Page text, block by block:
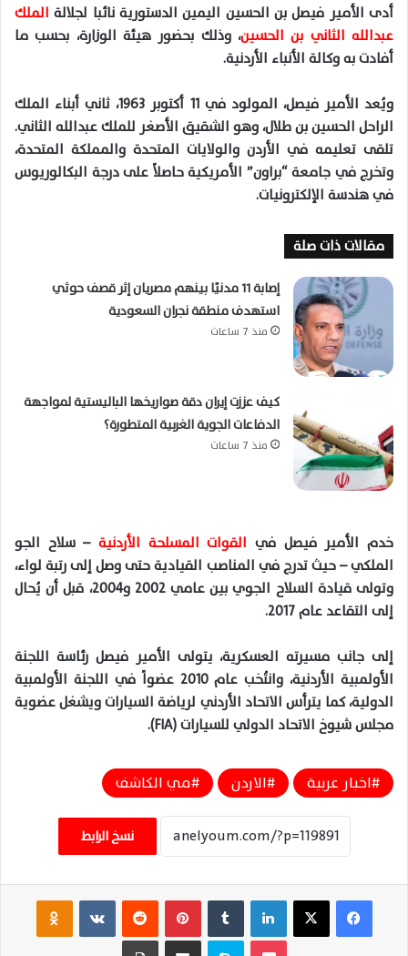
أدى الأمير فيصل بن الحسين اليمين الدستورية نائبا لجلالةالملك
عبدالله الثاني بن الحسين، وذلك بحضور هيئة الوزارة، بحسب ما
أفادت به وكالة الأنباء الأردنية.
ويُعد الأمير فيصل، المولود في 11 أكتوبر 1963، ثاني أبناء الملك
الراحل الحسين بن طلال، وهو الشقيق الأصغر للملك عبدالله الثاني.
تلقى تعليمه في الأردن والولايات المتحدة والمملكة المتحدة،
وتخرج في جامعة “براون” الأمريكية حاصلاً على درجة البكالوريوس
في هندسة الإلكترونيات.
مقالات ذات صلة
إصابة 11 مدنيًا بينهم مصريان إثر قصف حوثي
استهدف منطقة نجران السعودية
منذ 7 ساعات
كيف عززت إيران دقة صواريخها الباليستية لمواجهة
الدفاعات الجوية الغربية المتطورة؟
منذ 7 ساعات
خدم الأمير فيصل في القوات المسلحة الأردنية – سلاح الجو
الملكي – حيث تدرج في المناصب القيادية حتى وصل إلى رتبة لواء،
وتولى قيادة السلاح الجوي بين عامي 2002 و2004، قبل أن يُحال
إلى التقاعد عام 2017.
إلى جانب مسيرته العسكرية، يتولى الأمير فيصل رئاسة اللجنة
الأولمبية الأردنية، وانتُخب عام 2010 عضواً في اللجنة الأولمبية
الدولية، كما يترأس الاتحاد الأردني لرياضة السيارات ويشغل عضوية
مجلس شيوخ الاتحاد الدولي للسيارات (FIA).
اخبار عربية الاردن مي الكاشف
نسخ الرابط
فيسبوك ‫X لينكدإن بينتيريست ‏VKontakte
سكايب مشاركة عبر البريد طباعة